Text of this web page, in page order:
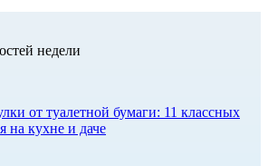
недели
от туалетной бумаги: 11 классных
на кухне и даче